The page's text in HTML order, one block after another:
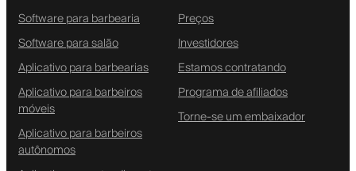
Software para barbearia
Software para salão
Aplicativo para barbearias
Aplicativo para barbeiros
móveis
Aplicativo para barbeiros
autônomos
Preços
Investidores
Estamos contratando
Programa de afiliados
Torne-se um embaixador